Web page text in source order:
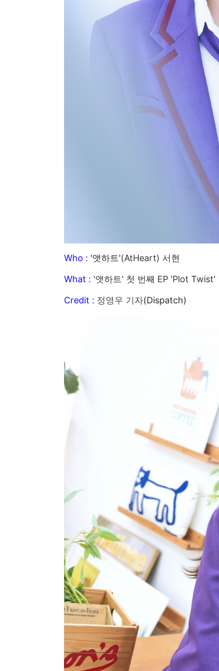
Who : '앳하트'(AtHeart) 서현
What : '앳하트' 첫 번째 EP 'Plot Twist'
Credit : 정영우 기자(Dispatch)